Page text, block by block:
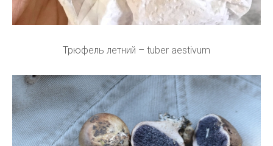
Трюфель летний – tuber aestivum